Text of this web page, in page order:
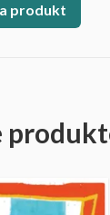
produkt